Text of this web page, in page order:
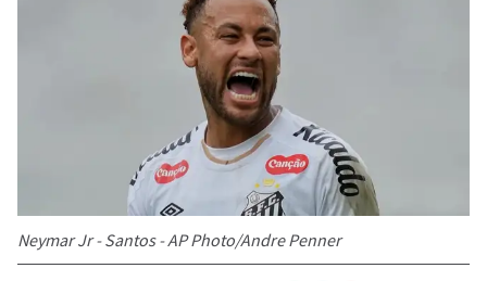
Neymar Jr - Santos - AP Photo/Andre Penner